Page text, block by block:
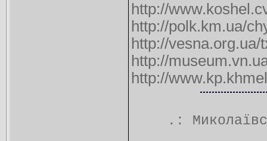
http://
http://polk.km.ua/
http://
http://
http://
.: